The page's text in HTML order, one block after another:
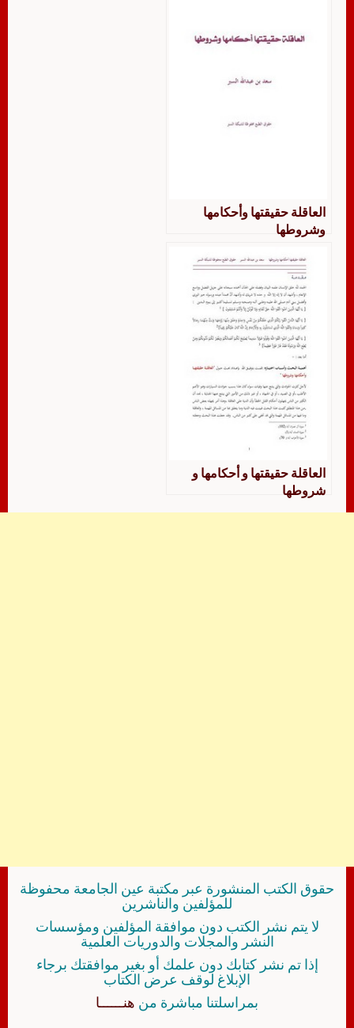
العاقلة حقيقتها وأحكامها
وشروطها
العاقلة حقيقتها و أحكامها و
شروطها
حقوق الكتب المنشورة عبر مكتبة عين الجامعة محفوظة
للمؤلفين والناشرين
لا يتم نشر الكتب دون موافقة المؤلفين ومؤسسات
النشر والمجلات والدوريات العلمية
إذا تم نشر كتابك دون علمك أو بغير موافقتك برجاء
الإبلاغ لوقف عرض الكتاب
بمراسلتنا مباشرة من هنــــــا